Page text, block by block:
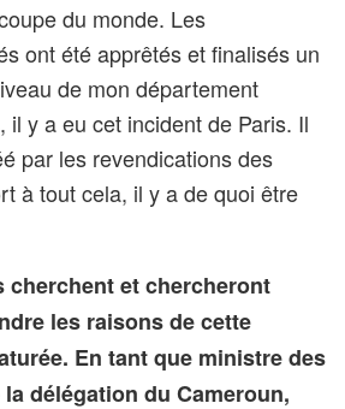
du monde. Les
ont été apprêtés et finalisés un
de mon département
il y a eu cet incident de Paris. Il
par les revendications des
à tout cela, il y a de quoi être
cherchent et chercheront
les raisons de cette
En tant que ministre des
délégation du Cameroun,